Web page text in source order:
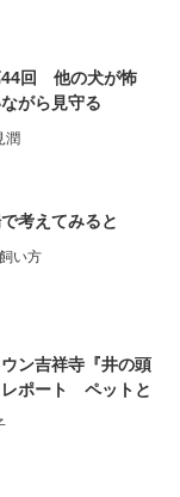
回 他の犬が怖
がら見守る
潤
考えてみると
飼い方
ン吉祥寺『井の頭
ポート ペットと